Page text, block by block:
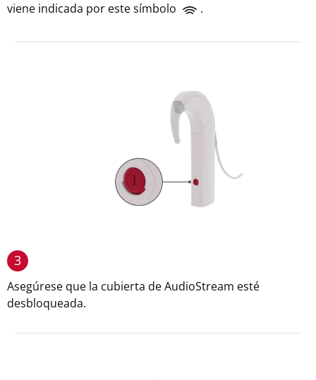
viene indicada por este símbolo
.
3
Asegúrese que la cubierta de AudioStream esté
desbloqueada.